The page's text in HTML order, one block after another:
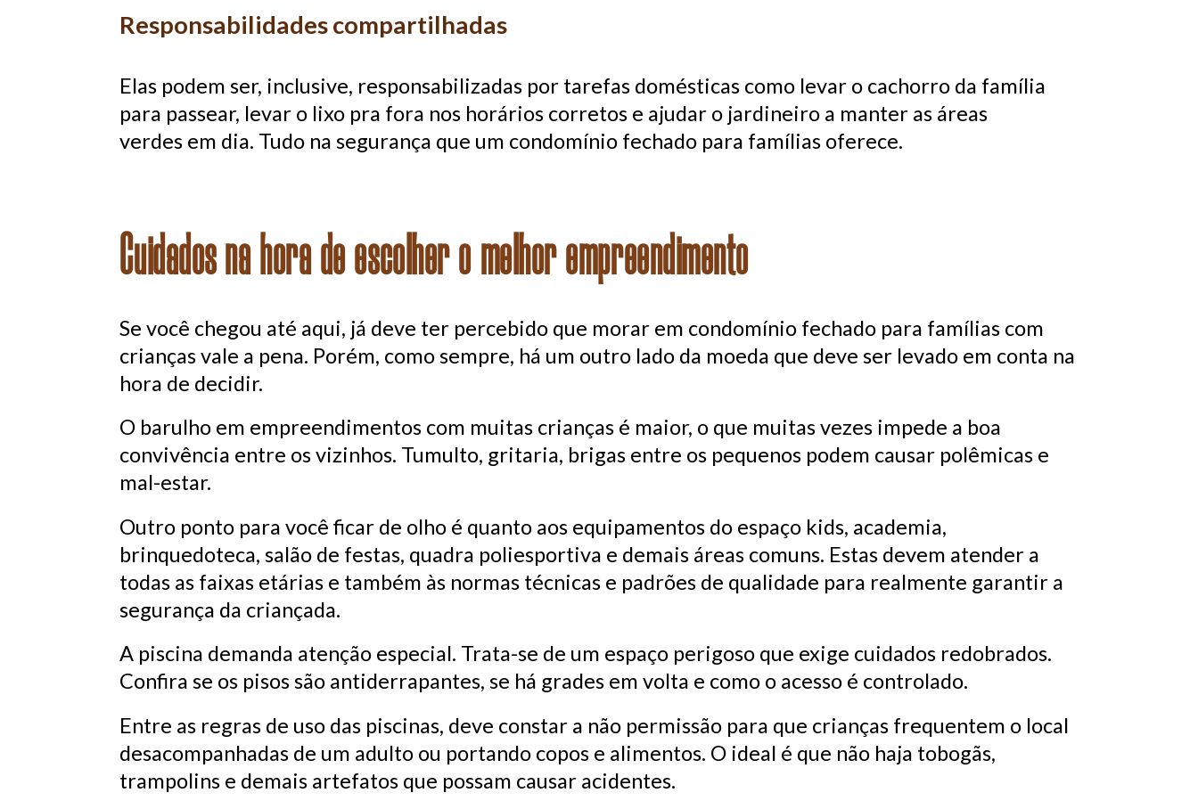
Responsabilidades compartilhadas
Elas podem ser, inclusive, responsabilizadas por tarefas domésticas como levar o cachorro da família
para passear, levar o lixo pra fora nos horários corretos e ajudar o jardineiro a manter as áreas
verdes em dia. Tudo na segurança que um condomínio fechado para famílias oferece.
Cuidados na hora de escolher o melhor empreendimento
Se você chegou até aqui, já deve ter percebido que morar em condomínio fechado para famílias com
crianças vale a pena. Porém, como sempre, há um outro lado da moeda que deve ser levado em conta na
hora de decidir.
O barulho em empreendimentos com muitas crianças é maior, o que muitas vezes impede a boa
convivência entre os vizinhos. Tumulto, gritaria, brigas entre os pequenos podem causar polêmicas e
mal-estar.
Outro ponto para você ficar de olho é quanto aos equipamentos do espaço kids, academia,
brinquedoteca, salão de festas, quadra poliesportiva e demais áreas comuns. Estas devem atender a
todas as faixas etárias e também às normas técnicas e padrões de qualidade para realmente garantir a
segurança da criançada.
A piscina demanda atenção especial. Trata-se de um espaço perigoso que exige cuidados redobrados.
Confira se os pisos são antiderrapantes, se há grades em volta e como o acesso é controlado.
Entre as regras de uso das piscinas, deve constar a não permissão para que crianças frequentem o local
desacompanhadas de um adulto ou portando copos e alimentos. O ideal é que não haja tobogãs,
trampolins e demais artefatos que possam causar acidentes.